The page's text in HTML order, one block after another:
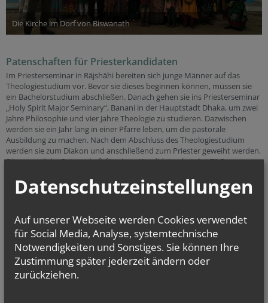
Die Kirche im Dorf von Biswanath
Patenschaften für Priesterkandidaten
Im Priesterseminar in Rājshāhi bereiten sich junge Männer auf das
Theologiestudium vor. Bevor sie dieses beginnen können, müssen sie
ein Bachelorstudium abschließen. Danach gehen sie ins Priesterseminar
„Holy Spirit Major Seminary“, Banani in der Hauptstadt Dhaka, um zwei
Jahre Philosophie und vier Jahre Theologie zu studieren. Dazwischen
werden sie ein Jahr lang in einer Pfarre leben, um die pastorale
Ausbildung zu machen. Nach dem Abschluss des Theologiestudium
werden sie zum Diakon und anschließend zum Priester geweiht werden.
Die monatliche Patenschaft für einen Kandidaten beträgt 70 Euro.
Datenschutzeinstellungen
Auf unserer Webseite werden Cookies verwendet
für Social Media, Analyse, systemtechnische
Notwendigkeiten und Sonstiges. Sie können Ihre
Zustimmung später jederzeit ändern oder
zurückziehen.